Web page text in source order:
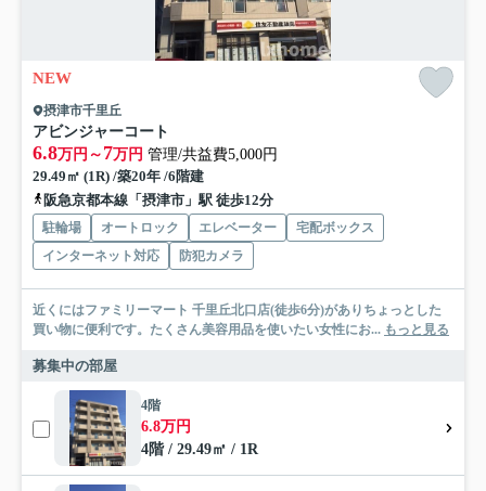
NEW
摂津市千里丘
アビンジャーコート
6.8万円～ 7万円 管理/共益費5,000円
29.49㎡ (1R) /築20年 /6階建
阪急京都本線「摂津市」駅 徒歩12分
駐輪場 オートロック エレベーター
宅配ボックス
インターネット対応
防犯カメラ
近くにはファミリーマート 千里丘北口店(徒歩6分)がありちょっとした
買い物に便利です。たくさん美容用品を使いたい女性にお... もっと見る
募集中の部屋
4階
6.8万円
4階 / 29.49㎡ / 1R